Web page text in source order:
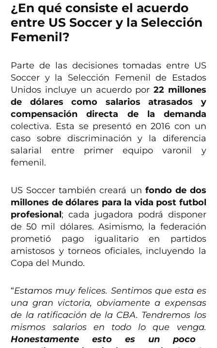
¿En qué consiste el acuerdo
entre US Soccer y la Selección
Femenil?
Parte de las decisiones tomadas entre US
Soccer y la Selección Femenil de Estados
Unidos incluye un acuerdo por 22 millones
de dólares como salarios atrasados y
compensación directa de la demanda
colectiva. Esta se presentó en 2016 con un
caso sobre discriminación y la diferencia
salarial entre primer equipo varonil y
femenil.
US Soccer también creará un fondo de dos
millones de dólares para la vida post futbol
profesional; cada jugadora podrá disponer
de 50 mil dólares. Asimismo, la federación
prometió pago igualitario en partidos
amistosos y torneos oficiales, incluyendo la
Copa del Mundo.
“Estamos muy felices. Sentimos que esta es
una gran victoria, obviamente a expensas
de la ratificación de la CBA. Tendremos los
mismos salarios en todo lo que venga.
Honestamente esto es un poco